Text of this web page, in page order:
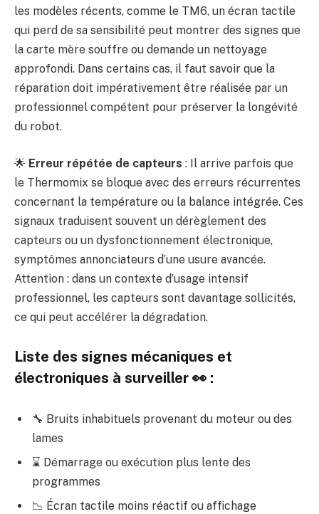
les modèles récents, comme le TM6, un écran tactile
qui perd de sa sensibilité peut montrer des signes que
la carte mère souffre ou demande un nettoyage
approfondi. Dans certains cas, il faut savoir que la
réparation doit impérativement être réalisée par un
professionnel compétent pour préserver la longévité
du robot.
🌟 Erreur répétée de capteurs : Il arrive parfois que
le Thermomix se bloque avec des erreurs récurrentes
concernant la température ou la balance intégrée. Ces
signaux traduisent souvent un dérèglement des
capteurs ou un dysfonctionnement électronique,
symptômes annonciateurs d’une usure avancée.
Attention : dans un contexte d’usage intensif
professionnel, les capteurs sont davantage sollicités,
ce qui peut accélérer la dégradation.
Liste des signes mécaniques et
électroniques à surveiller 👀 :
🔧 Bruits inhabituels provenant du moteur ou des
lames
⌛ Démarrage ou exécution plus lente des
programmes
📉 Écran tactile moins réactif ou affichage